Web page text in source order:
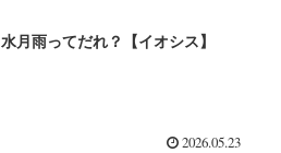
水月雨ってだれ？【イオシス】
2026.05.23